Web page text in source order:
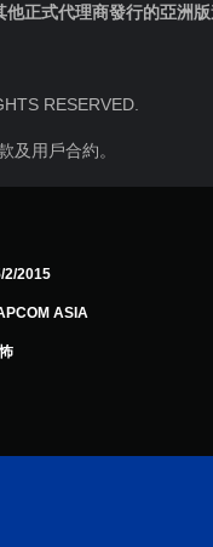
正式代理商發行的亞洲
RESERVED.
及用戶合約。
2/2015
ASIA